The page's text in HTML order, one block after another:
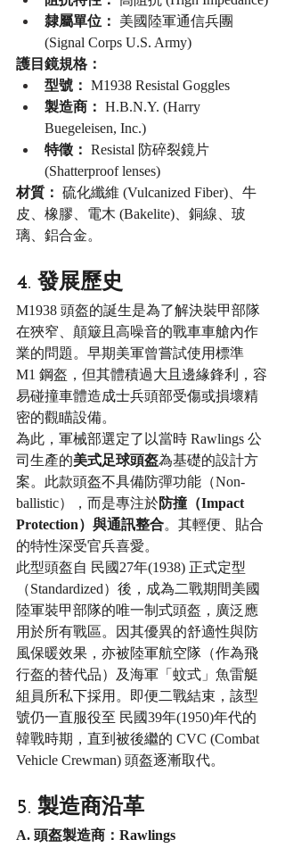
隸屬單位：
美國陸軍通信兵團
(Signal Corps U.S. Army)
護目鏡規格：
型號： M1938 Resistal Goggles
製造商： H.B.N.Y. (Harry
Buegeleisen, Inc.)
特徵： Resistal 防碎裂鏡片
(Shatterproof lenses)
材質： 硫化纖維 (Vulcanized Fiber)、牛
皮、橡膠、電木 (Bakelite)、銅線、玻
璃、鋁合金。
4. 發展歷史
M1938 頭盔的誕生是為了解決裝甲部隊
在狹窄、顛簸且高噪音的戰車車艙內作
業的問題。早期美軍曾嘗試使用標準
M1 鋼盔，但其體積過大且邊緣鋒利，容
易碰撞車體造成士兵頭部受傷或損壞精
密的觀瞄設備。
為此，軍械部選定了以當時 Rawlings 公
司生產的美式足球頭盔為基礎的設計方
案。此款頭盔不具備防彈功能（Non-
ballistic），而是專注於防撞（Impact
Protection）與通訊整合。其輕便、貼合
的特性深受官兵喜愛。
此型頭盔自 民國27年(1938) 正式定型
（Standardized）後，成為二戰期間美國
陸軍裝甲部隊的唯一制式頭盔，廣泛應
用於所有戰區。因其優異的舒適性與防
風保暖效果，亦被陸軍航空隊（作為飛
行盔的替代品）及海軍「蚊式」魚雷艇
組員所私下採用。即便二戰結束，該型
號仍一直服役至 民國39年(1950)年代的
韓戰時期，直到被後繼的 CVC (Combat
Vehicle Crewman) 頭盔逐漸取代。
5. 製造商沿革
A. 頭盔製造商：Rawlings